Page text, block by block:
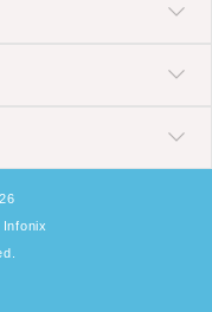
Infonix